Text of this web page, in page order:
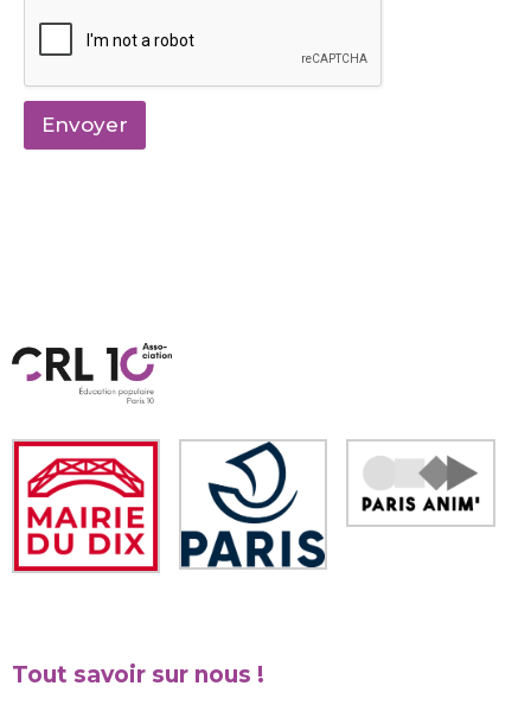
Envoyer
Tout savoir sur nous !